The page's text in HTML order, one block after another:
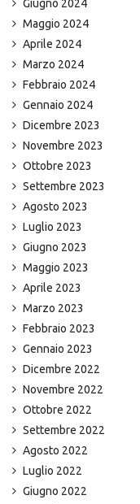
Giugno 2024
Maggio 2024
Aprile 2024
Marzo 2024
Febbraio 2024
Gennaio 2024
Dicembre 2023
Novembre 2023
Ottobre 2023
Settembre 2023
Agosto 2023
Luglio 2023
Giugno 2023
Maggio 2023
Aprile 2023
Marzo 2023
Febbraio 2023
Gennaio 2023
Dicembre 2022
Novembre 2022
Ottobre 2022
Settembre 2022
Agosto 2022
Luglio 2022
Giugno 2022